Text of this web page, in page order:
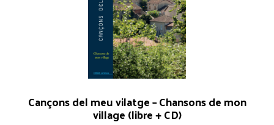
Cançons del meu vilatge – Chansons de mon
village (libre + CD)